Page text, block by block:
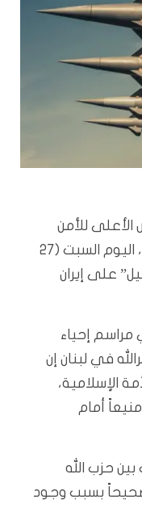
للأمن
القومي الإيراني، علي لاريجاني، اليوم السبت (27
على إيران
مراسم إحياء
في لبنان إن
الإسلامية،
أمام
حزب الله
بسبب وجود